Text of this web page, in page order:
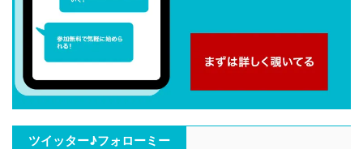
ツイッター♪フォローミー